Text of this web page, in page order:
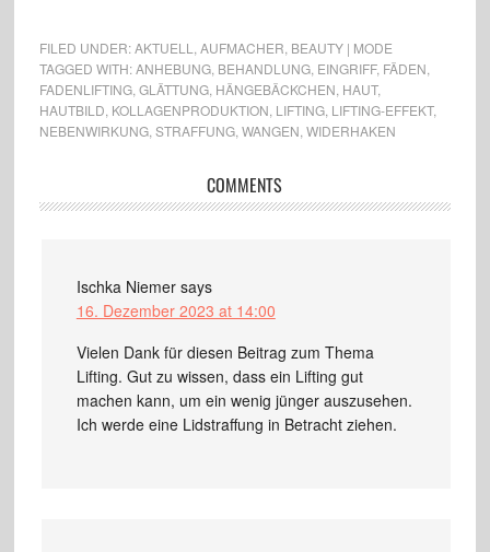
FILED UNDER:AKTUELL AUFMACHER BEAUTY | MODE
TAGGED WITH:ANHEBUNG, BEHANDLUNG, EINGRIFF, FÄDEN
FADENLIFTING, GLÄTTUNG, HÄNGEBÄCKCHEN HAUT,
HAUTBILD KOLLAGENPRODUKTION LIFTING, LIFTING-EFFEKT,
NEBENWIRKUNG, STRAFFUNG, WANGEN WIDERHAKEN
COMMENTS
Ischka Niemer says
16. Dezember 2023 at 14:00
Vielen Dank für diesen Beitrag zum Thema
Lifting. Gut zu wissen, dass ein Lifting gut
machen kann, um ein wenig jünger auszusehen.
Ich werde eine Lidstraffung in Betracht ziehen.